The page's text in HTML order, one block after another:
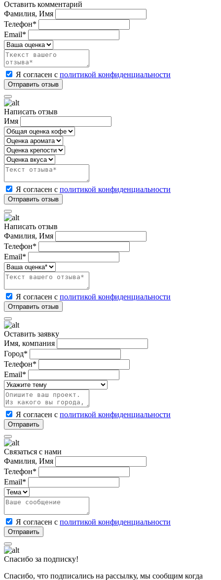
Оставить комментарий
Фамилия, Имя
Телефон*
Email*
Я согласен с политикой конфиденциальности
Написать отзыв
Имя
Я согласен с политикой конфиденциальности
Написать отзыв
Фамилия, Имя
Телефон*
Email*
Я согласен с политикой конфиденциальности
Оставить заявку
Имя, компания
Город*
Телефон*
Email*
Я согласен с политикой конфиденциальности
Связаться с нами
Фамилия, Имя
Телефон*
Email*
Я согласен с политикой конфиденциальности
Спасибо за подписку!
Спасибо, что подписались на рассылку, мы сообщим когда